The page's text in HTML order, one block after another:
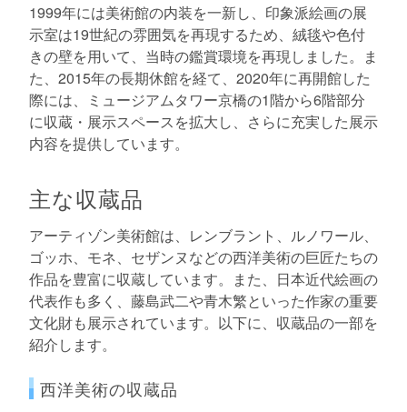
1999年には美術館の内装を一新し、印象派絵画の展
示室は19世紀の雰囲気を再現するため、絨毯や色付
きの壁を用いて、当時の鑑賞環境を再現しました。ま
た、2015年の長期休館を経て、2020年に再開館した
際には、ミュージアムタワー京橋の1階から6階部分
に収蔵・展示スペースを拡大し、さらに充実した展示
内容を提供しています。
主な収蔵品
アーティゾン美術館は、レンブラント、ルノワール、
ゴッホ、モネ、セザンヌなどの西洋美術の巨匠たちの
作品を豊富に収蔵しています。また、日本近代絵画の
代表作も多く、藤島武二や青木繁といった作家の重要
文化財も展示されています。以下に、収蔵品の一部を
紹介します。
西洋美術の収蔵品